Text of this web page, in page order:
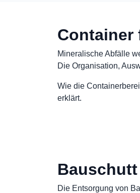
Container
Mineralische Abfälle
Die Organisation,
Wie die
erklärt.
Die Entsorgung von